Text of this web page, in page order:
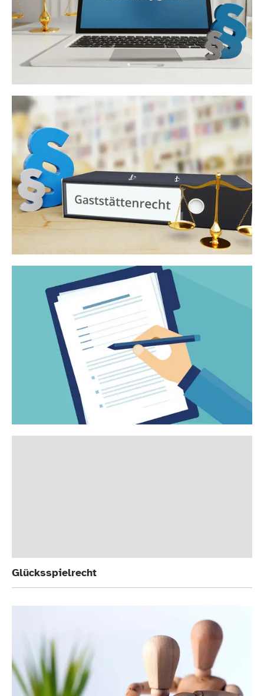
Fleischbeschau
Gaststättenrecht
Gewerberecht
Glücksspielrecht